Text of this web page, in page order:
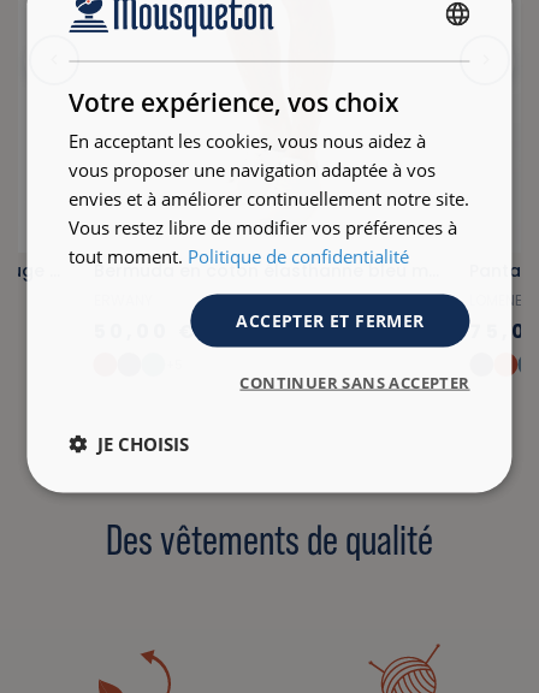
50,00 €
LOMENER
Des vêtements de qualité
Votre expérience, vos choix
En acceptant les cookies, vous nous aidez à
vous proposer une navigation adaptée à vos
envies et à améliorer continuellement notre site.
Vous restez libre de modifier vos préférences à
tout moment. Politique de confidentialité
ACCEPTER ET FERMER
CONTINUER SANS ACCEPTER
JE CHOISIS